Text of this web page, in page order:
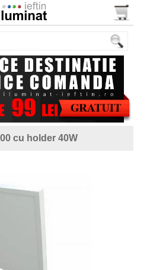
cu holder 40W